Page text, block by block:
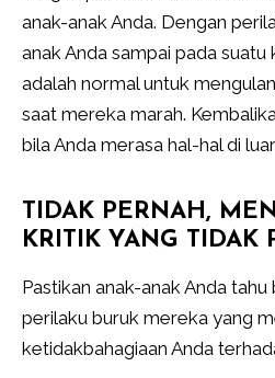
anak-anak Anda. Dengan
anak Anda sampai pada
adalah normal untuk
saat mereka marah.
bila Anda merasa hal-hal di
TIDAK PERNAH,
KRITIK YANG TIDAK
Pastikan anak-anak Anda
perilaku buruk mereka yang
ketidakbahagiaan Anda